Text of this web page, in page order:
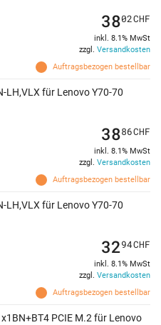
Auftragsbezogen bestellbar
3802CHF
inkl. 8.1% MwSt
zzgl. Versandkosten
LH,VLX für Lenovo Y70-70
Auftragsbezogen bestellbar
3886CHF
inkl. 8.1% MwSt
zzgl. Versandkosten
LH,VLX für Lenovo Y70-70
Auftragsbezogen bestellbar
3294CHF
inkl. 8.1% MwSt
zzgl. Versandkosten
PCIE M.2 für Lenovo